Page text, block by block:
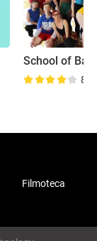
School of
8.5
Filmoteca